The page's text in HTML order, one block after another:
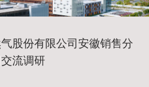
股份有限公司安徽销售分
流调研